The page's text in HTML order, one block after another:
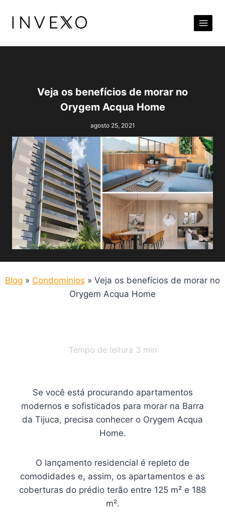
para
Conteúdo
Veja os benefícios de morar no
Orygem Acqua Home
agosto 25, 2021
Blog » Condomínios » Veja os benefícios de morar no
Orygem Acqua Home
Tempo de leitura 3 min
Se você está procurando apartamentos
modernos e sofisticados para morar na Barra
da Tijuca, precisa conhecer o Orygem Acqua
Home.
O lançamento residencial é repleto de
comodidades e, assim, os apartamentos e as
coberturas do prédio terão entre 125 m² e 188
m².